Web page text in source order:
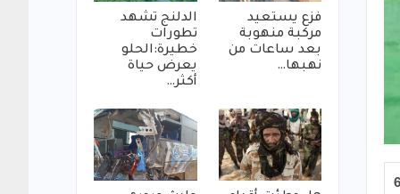
فزع يستعيد
مركبة منهوبة
بعد ساعات من
نهبها…
الدلنج تشهد
تطورات
خطيرة:الحلو
يعرض حياة
أكثر…